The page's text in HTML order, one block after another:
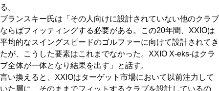
る。
ブランスキー氏は「その人向けに設計されていない他のクラブ
ならばフィッティングする必要がある。この20年間、XXIOは
平均的なスイングスピードのゴルファーに向けて設計されてき
たが、こうした要素はこれまでなかった。XXIO X-eks-はクラ
ブ全体が一体となり結果を出す」と話す。
言い換えると、XXIOはターゲット市場において以前注力して
いた層に、そのままでフィットするクラブを設計しているの